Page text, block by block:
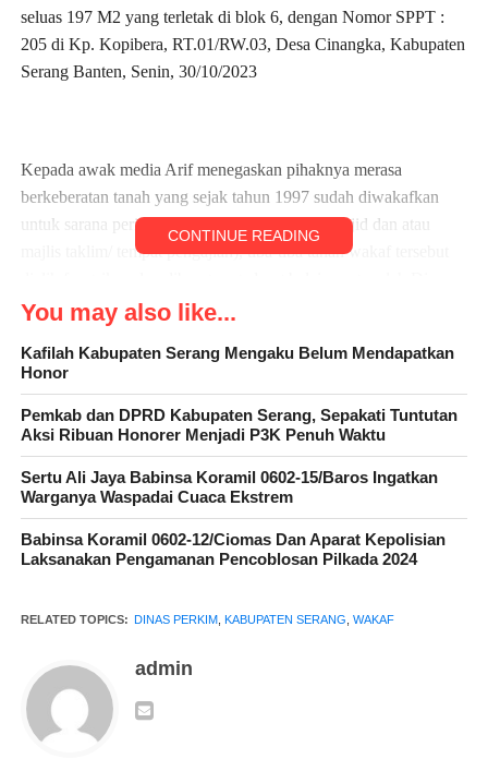
seluas 197 M2 yang terletak di blok 6, dengan Nomor SPPT :
205 di Kp. Kopibera, RT.01/RW.03, Desa Cinangka, Kabupaten
Serang Banten, Senin, 30/10/2023
Kepada awak media Arif menegaskan pihaknya merasa
berkeberatan tanah yang sejak tahun 1997 sudah diwakafkan
untuk sarana peribadatan ( Surau, Mushola, mesjid dan atau
majlis taklim/ tempat pengajian), tiba-tiba tanah wakaf tersebut
Perkim Provinsi Banten
Pada prinsipnya,”saya, tidak menghalangi kegiatan
pembangunan pemerintah, tapi masa Iyah Pihak Dinas Perkim
CONTINUE READING
You may also like...
Kafilah Kabupaten Serang Mengaku Belum Mendapatkan
Honor
Pemkab dan DPRD Kabupaten Serang, Sepakati Tuntutan
Aksi Ribuan Honorer Menjadi P3K Penuh Waktu
Sertu Ali Jaya Babinsa Koramil 0602-15/Baros Ingatkan
Warganya Waspadai Cuaca Ekstrem
Babinsa Koramil 0602-12/Ciomas Dan Aparat Kepolisian
Laksanakan Pengamanan Pencoblosan Pilkada 2024
RELATED TOPICS: DINAS PERKIM, KABUPATEN SERANG WAKAF
admin